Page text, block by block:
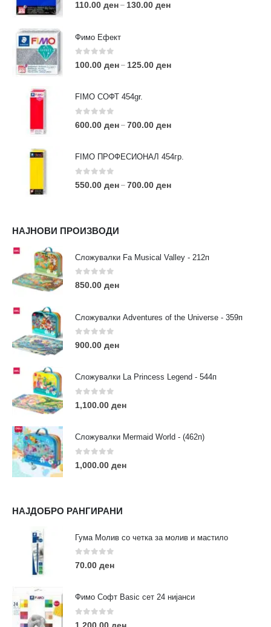
110.00 ден – 130.00 ден
Фимо Ефект
0 out of 5
100.00 ден – 125.00 ден
FIMO СОФТ 454gr.
0out of 5
600.00 ден – 700.00 ден
FIMO ПРОФЕСИОНАЛ 454гр.
0out of 5
550.00 ден – 700.00 ден
НАЈНОВИ ПРОИЗВОДИ
Сложувалки Fa Musical Valley - 212п
0out of 5
850.00 ден
Сложувалки Adventures of the Universe - 359п
0out of 5
900.00 ден
Сложувалки La Princess Legend - 544п
0 out of 5
1,100.00 ден
Сложувалки Mermaid World - (462п)
0 out of 5
1,000.00 ден
НАЈДОБРО РАНГИРАНИ
Гума Молив со четка за молив и мастило
0out of 5
70.00 ден
Фимо Софт Basic сет 24 нијанси
0 out of 5
АДРЕСА:
ул. 3та Македонска Бригада бр.46
ТЕЛЕФОН:
0038977640534
contact@moehobi.mk
РАБОТНО ВРЕМЕ:
Пон - Саб / 09:00 - 21:00
ЛИНКОВИ
Услови за користење
Големопродажба
Кариера
За нас
Нашите локации
ПОПУЛАРНИ ТАГОВИ
eurodanvest FIMO Креативни Сетови
markers
rapitografi sketch staedtler